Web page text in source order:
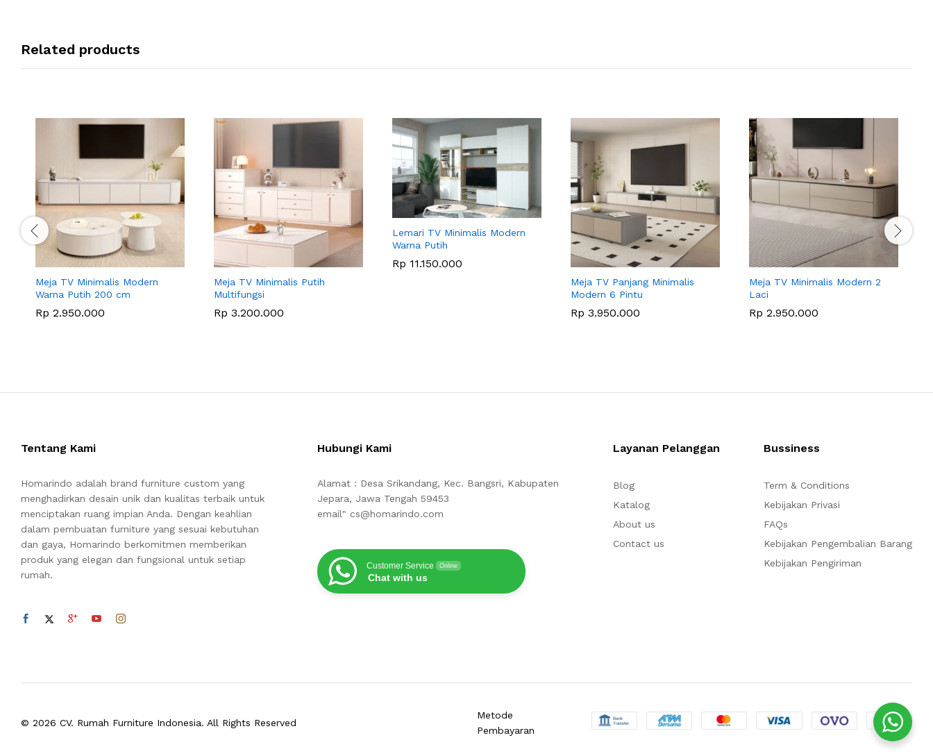
Related products
Meja TV Minimalis Modern
Warna Putih 200 cm
Rp 2.950.000
Meja TV Minimalis Putih
Multifungsi
Rp 3.200.000
Lemari TV Minimalis Modern
Warna Putih
Rp 11.150.000
Meja TV Panjang Minimalis
Modern 6 Pintu
Rp 3.950.000
Meja TV Minimalis Modern 2
Laci
Rp 2.950.000
Tentang Kami
Homarindo adalah brand furniture custom yang
menghadirkan desain unik dan kualitas terbaik untuk
menciptakan ruang impian Anda. Dengan keahlian
dalam pembuatan furniture yang sesuai kebutuhan
dan gaya, Homarindo berkomitmen memberikan
produk yang elegan dan fungsional untuk setiap
rumah.
Hubungi Kami
Alamat : Desa Srikandang, Kec. Bangsri, Kabupaten
Jepara, Jawa Tengah 59453
email" cs@homarindo.com
Customer Service Online
Chat with us
Layanan Pelanggan
Blog
Katalog
About us
Contact us
Bussiness
Term & Conditions
Kebijakan Privasi
FAQs
Kebijakan Pengembalian Barang
Kebijakan Pengiriman
© 2026 CV. Rumah Furniture Indonesia. All Rights Reserved
Metode
Pembayaran